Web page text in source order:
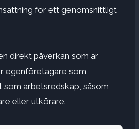
för ett genomsnittligt
direkt påverkan som är
egenföretagare som
arbetsredskap, såsom
eller utkörare.